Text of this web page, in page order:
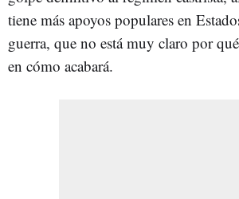
tiene más apoyos populares en
guerra, que no está muy claro por
en cómo acabará.